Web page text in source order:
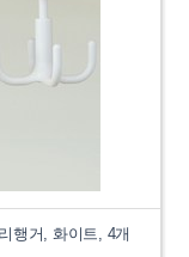
행거, 화이트, 4개